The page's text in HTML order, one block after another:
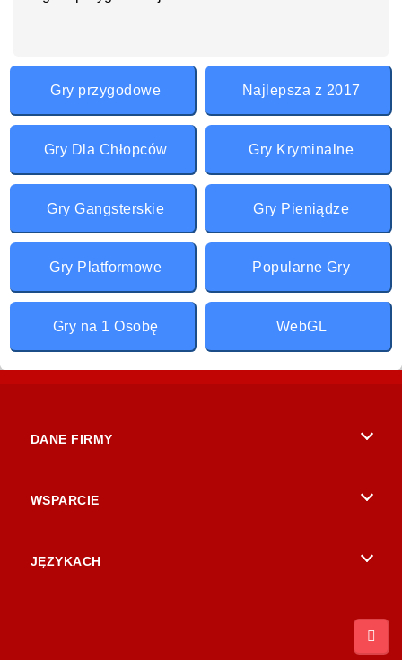
Gry przygodowe Najlepsza z 2017
Gry Dla Chłopców Gry Kryminalne
Gry Gangsterskie Gry Pieniądze
Gry Platformowe Popularne Gry
Gry na 1 Osobę WebGL
DANE FIRMY
WSPARCIE
JĘZYKACH